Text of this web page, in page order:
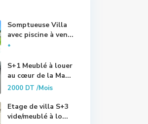
Somptueuse Villa
avec piscine à ven...
*
S+1 Meublé à louer
au cœur de la Ma...
2000 DT/Mois
Etage de villa S+3
vide/meublé à lo...